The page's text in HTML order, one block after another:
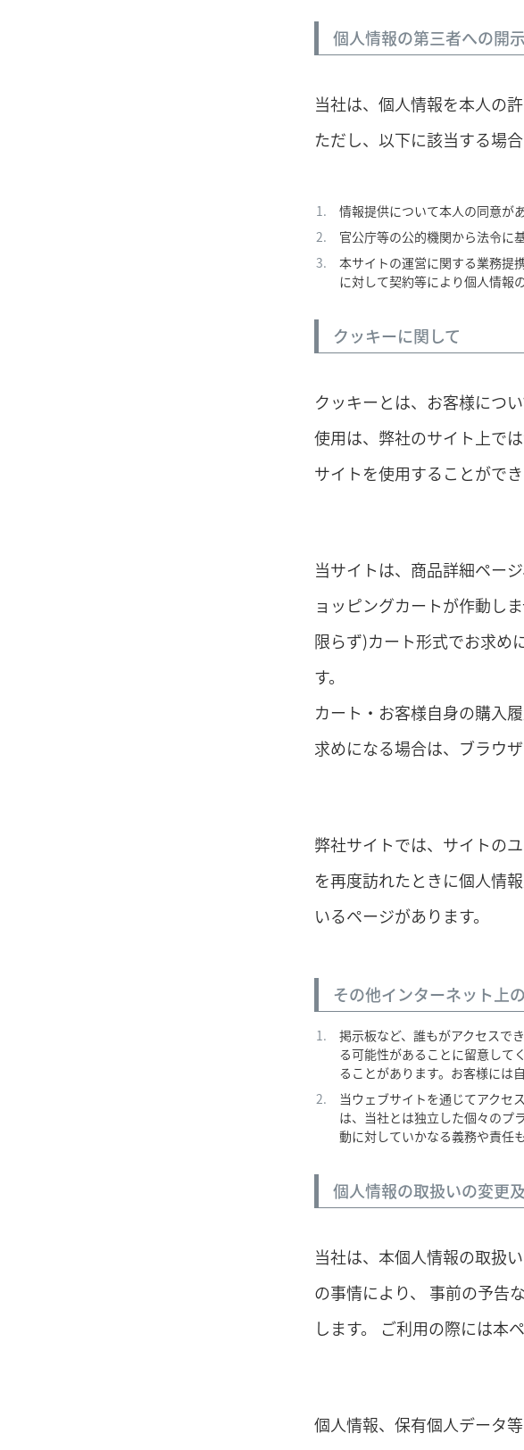
個人情報の第三者への開示
当社は、個人情報を本人の
ただし、以下に該当する場
情報提供について本人の同意が
官公庁等の公的機関から法令に
本サイトの運営に関する業務提
に対して契約等により個人情報
クッキーに関して
クッキーとは、お客様につ
使用は、弊社のサイト上で
サイトを使用することができ
当サイトは、商品詳細ペー
ョッピングカートが作動し
限らず)カート形式でお求め
す。
カート・お客様自身の購入
求めになる場合は、ブラウ
弊社サイトでは、サイトの
を再度訪れたときに個人情
いるページがあります。
その他インターネット上
掲示板など、誰もがアクセスで
る可能性があることに留意して
ることがあります。お客様には
当ウェブサイトを通じてアクセ
は、当社とは独立した個々のプ
動に対していかなる義務や責任
個人情報の取扱いの変更
当社は、本個人情報の取扱
の事情により、 事前の予告
します。 ご利用の際には本
個人情報、保有個人データ